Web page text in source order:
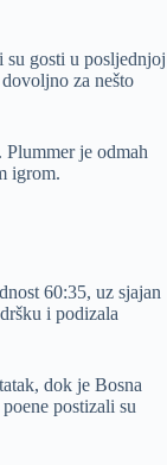
su gosti u posljednjoj
za nešto
Plummer je odmah
igrom.
60:35, uz sjajan
i podizala
dok je Bosna
postizali su